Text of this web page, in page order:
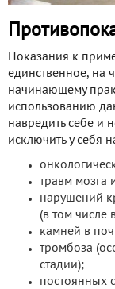
Показания к
единственное, на
начинающему
использованию
навредить себе и
исключить у себя
травм мозга
нарушений
(в том числе
камней в
тромбоза
стадии);
постоянных